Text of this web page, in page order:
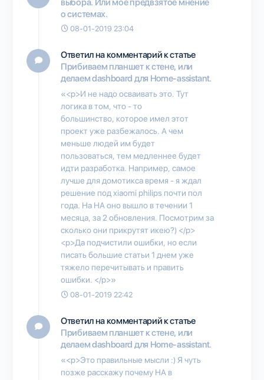
о системах.
08-01-2019 23:04
Ответил на комментарий к статье
Прибиваем планшет к стене, или
делаем dashboard для Home-assistant.
«<p>И не надо осваивать это. Тут
логика в том, что - то
большинство, которое имел этот
проект уже разбежалось. А чем
меньше людей им будет
пользоваться, тем медленнее будет
идти разработка. Например, самое
лучше для домотикса время - я ждал
решение под xiaomi philips почти пол
года. На НА оно вышло в течении 1
месяца, за 2 обновления. Посмотрим за
сколько они прикрутят икею?) </p>
<p>Да подчистили ошибки, но если
писать большие статьи 1 днем уже
тяжело перечитывать и править
ошибки. </p>»
08-01-2019 22:42
Ответил на комментарий к статье
Прибиваем планшет к стене, или
делаем dashboard для Home-assistant.
«<p>Это правильные мысли :) Я чуть
позже расскажу почему HA в